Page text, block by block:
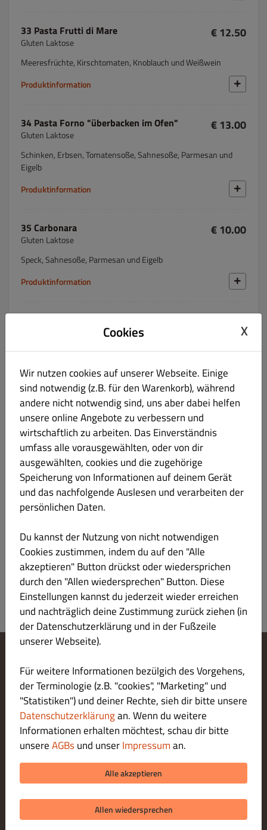
33 Pasta Frutti di Mare
Gluten Laktose
€ 12.50
Meeresfrüchte, Kirschtomaten, Knoblauch und Weißwein
Produktinformation
34 Pasta Forno "überbacken im Ofen"
Gluten Laktose
€ 13.00
Schinken, Erbsen, Tomatensoße, Sahnesoße, Parmesan und
Eigelb
Produktinformation
35 Carbonara
Gluten Laktose
€ 10.00
Speck, Sahnesoße, Parmesan und Eigelb
Produktinformation
Olivenöl, Knoblauch, Frische Chili und Petersilie
Produktinformation
37 Pasta al arrabbiata
Gluten Laktose
Tomaten, Chili, Knoblauch, Olivenöl und Parmesan
Produktinformation
38 Pasta Quattro
Gluten Laktose
Sahnesoße, Edamer, Gorgonzola, Parmesan stücke und Brie
Produktinformation
Cookie-Einstellungen ändern
Kontaktiere uns
Datenschutzerklärung
Allgemeine Geschäftsbedingungen
Impressum
LIEFERUNG ZAHLUNGSARTEN
ZAHLUNGSARTEN BEI ABHOLUNG
Cookies X
Wir nutzen cookies auf unserer Webseite. Einige
sind notwendig (z.B. für den Warenkorb), während
andere nicht notwendig sind, uns aber dabei helfen
unsere online Angebote zu verbessern und
wirtschaftlich zu arbeiten. Das Einverständnis
umfass alle vorausgewählten, oder von dir
ausgewählten, cookies und die zugehörige
Speicherung von Informationen auf deinem Gerät
und das nachfolgende Auslesen und verarbeiten der
persönlichen Daten.
Du kannst der Nutzung von nicht notwendigen
Cookies zustimmen, indem du auf den "Alle
akzeptieren" Button drückst oder wiedersprichen
durch den "Allen wiedersprechen" Button. Diese
Einstellungen kannst du jederzeit wieder erreichen
und nachträglich deine Zustimmung zurück ziehen (in
der Datenschutzerklärung und in der Fußzeile
unserer Webseite).
Für weitere Informationen bezülgich des Vorgehens,
der Terminologie (z.B. "cookies", "Marketing" und
"Statistiken") und deiner Rechte, sieh dir bitte unsere
Datenschutzerklärungan. Wenn du weitere
Informationen erhalten möchtest, schau dir bitte
unsereAGBsund unserImpressuman.
Alle akzeptieren
Allen wiedersprechen